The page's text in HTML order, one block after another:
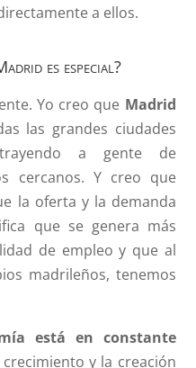
a ellos.
es especial?
Yo creo que Madrid
las grandes ciudades
a gente de
cercanos. Y creo que
la oferta y la demanda
que se genera más
de empleo y que al
madrileños, tenemos
está en constante
y la creación